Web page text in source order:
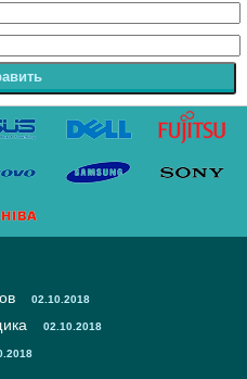
02.10.2018
02.10.2018